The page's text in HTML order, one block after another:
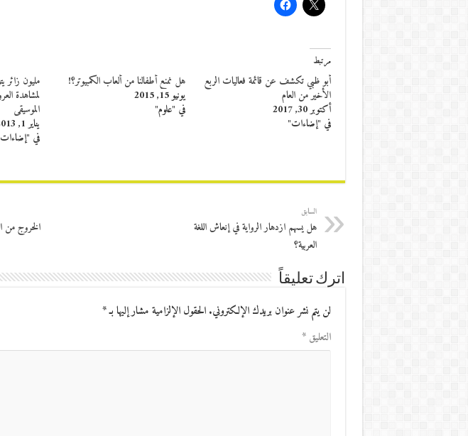
مرتبط
أبو ظبي تكشف عن قائمة فعاليات الربع
الأخير من العام
أكتوبر 30, 2017
في "إضاءات"
هل نمنع أطفالنا من ألعاب الكمبيوتر؟!
يونيو 15, 2015
في "علوم"
مليون زائر
لمشاهدة
الموسيقى
يناير 1, 2013
في
السابق
هل يسهم ازدهار الرواية في إنعاش اللغة
العربية؟
الخروج من
اترك تعليقاً
لن يتم نشر عنوان بريدك الإلكتروني. الحقول الإلزامية مشار إليها بـ*
التعليق*